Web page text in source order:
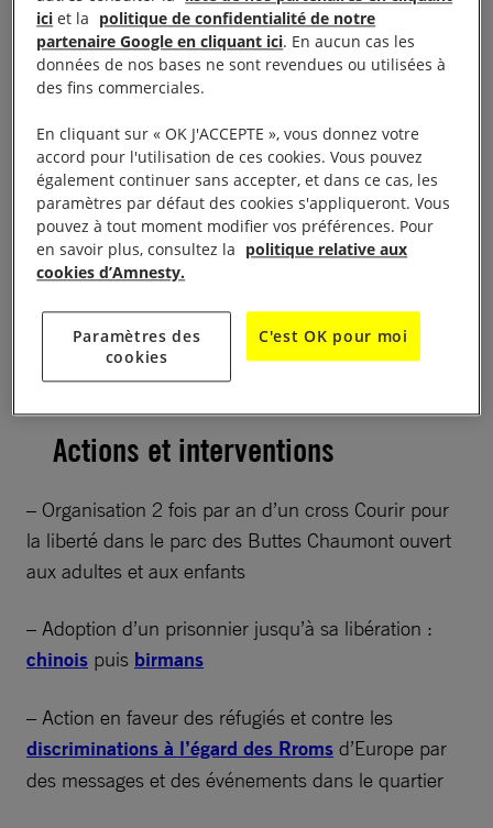
LA VIE DU GROUPE
Présentation
Le groupe est composé des militants du 19ème
arrondissement de Paris. Les membres sont d’âge,
d’origine géographique et d’horizon professionnel
très variés.Nous partageons toutes et tous la
volonté de défendre les droits humains et de les
Réunions le dernierlundi de chaque mois chez un
membre du groupe.
Actions et interventions
– Organisation 2 fois par an d’un cross Courir pour
la liberté dans le parc des Buttes Chaumont ouvert
aux adultes et aux enfants
– Adoption d’un prisonnier jusqu’à sa libération :
chinois puis birmans
– Action en faveur des réfugiés et contre les
discriminations à l’égard des Rroms d’Europe par
des messages et des événements dans le quartier
ici et la politique de confidentialité de notre
partenaire Google en cliquant ici. En aucun cas les
données de nos bases ne sont revendues ou utilisées à
des fins commerciales.
En cliquant sur « OK J'ACCEPTE », vous donnez votre
accord pour l'utilisation de ces cookies. Vous pouvez
également continuer sans accepter, et dans ce cas, les
paramètres par défaut des cookies s'appliqueront. Vous
pouvez à tout moment modifier vos préférences. Pour
en savoir plus, consultez la politique relative aux
cookies d’Amnesty.
Paramètres des
cookies
C'est OK pour moi